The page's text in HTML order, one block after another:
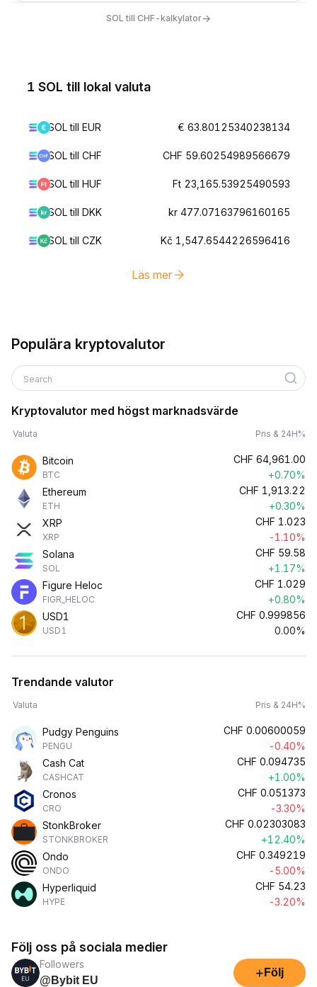
SOL till CHF-kalkylator→
1 SOL till lokal valuta
SOL till EUR € 63.80125340238134
SOL till CHF CHF 59.60254989566679
SOL till HUF Ft 23,165.53925490593
SOL till DKK kr 477.07163796160165
SOL till CZK Kč 1,547.6544226596416
Läs mer
Populära kryptovalutor
Search
Kryptovalutor med högst marknadsvärde
Valuta Pris & 24H%
Bitcoin
BTC
CHF 64,961.00
+0.70%
Ethereum
ETH
CHF 1,913.22
+0.30%
XRP
XRP
CHF 1.023
-1.10%
Solana
SOL
CHF 59.58
+1.17%
Figure Heloc
FIGR_HELOC
CHF 1.029
+0.80%
USD1
USD1
CHF 0.999856
0.00%
Trendande valutor
Valuta Pris & 24H%
Pudgy Penguins
PENGU
CHF 0.00600059
-0.40%
Cash Cat
CASHCAT
CHF 0.094735
+1.00%
Cronos
CRO
CHF 0.051373
-3.30%
StonkBroker
STONKBROKER
CHF 0.02303083
+12.40%
Ondo
ONDO
CHF 0.349219
-5.00%
Hyperliquid
HYPE
CHF 54.23
-3.20%
Följ oss på sociala medier
Followers
@Bybit EU
+ Följ